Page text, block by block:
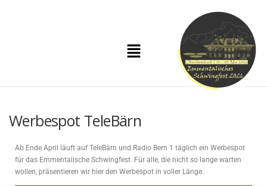
Werbespot TeleBärn
Ab Ende April läuft auf TeleBärn und Radio Bern 1 täglich ein Werbespot
für das Emmentalische Schwingfest. Für alle, die nicht so lange warten
wollen, präsentieren wir hier den Werbespot in voller Länge.